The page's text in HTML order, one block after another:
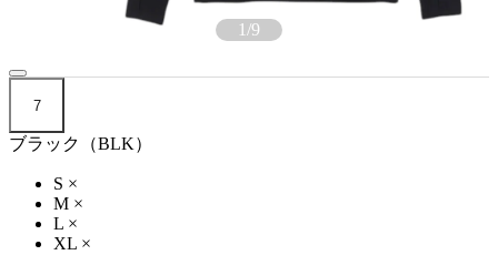
1/9
7
ブラック（BLK）
S ×
M ×
L ×
XL ×